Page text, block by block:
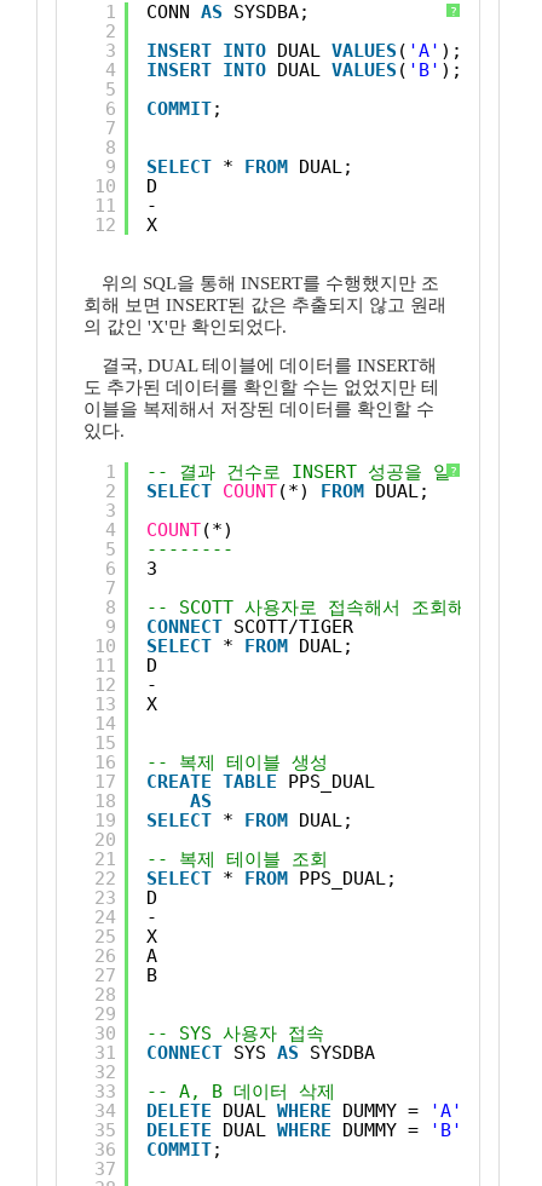
?
1
2
3
4
5
6
7
8
9
10
11
12
CONN AS
SYSDBA;
INSERT INTO DUAL VALUES ( 'A' );
INSERT INTO DUAL VALUES ( 'B' );
COMMIT;
SELECT * FROM DUAL;
D
-
X
위의 SQL을 통해 INSERT를 수행했지만 조
회해 보면 INSERT된 값은 추출되지 않고 원래
의 값인 'X'만 확인되었다.
결국, DUAL 테이블에 데이터를 INSERT해
도 추가된 데이터를 확인할 수는 없었지만 테
이블을 복제해서 저장된 데이터를 확인할 수
있다.
?
1
2
3
4
5
6
7
8
9
10
11
12
13
14
15
16
17
18
19
20
21
22
23
24
25
26
27
28
29
30
31
32
33
34
35
36
37
-- 결과 건수로 INSERT 성공을 알 수 있다.
SELECT COUNT(*) FROM DUAL;
COUNT(*)
--------
3
-- SCOTT 사용자로 접속해서 조회해보자
CONNECT SCOTT/TIGER
SELECT * FROM DUAL;
D
-
X
-- 복제 테이블 생성
CREATE TABLE
PPS_DUAL
AS
SELECT * FROM DUAL;
-- 복제 테이블 조회
SELECT * FROM PPS_DUAL;
D
-
X
A
B
-- SYS 사용자 접속
CONNECT SYS AS
SYSDBA
-- A, B 데이터 삭제
DELETE
DUAL WHERE DUMMY = 'A'
DELETE
DUAL WHERE DUMMY = 'B'
COMMIT;